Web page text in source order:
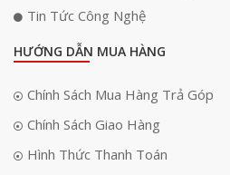
Tin Tức Công Nghệ
HƯỚNG DẪN MUA HÀNG
Chính Sách Mua Hàng Trả Góp
Chính Sách Giao Hàng
Hình Thức Thanh Toán